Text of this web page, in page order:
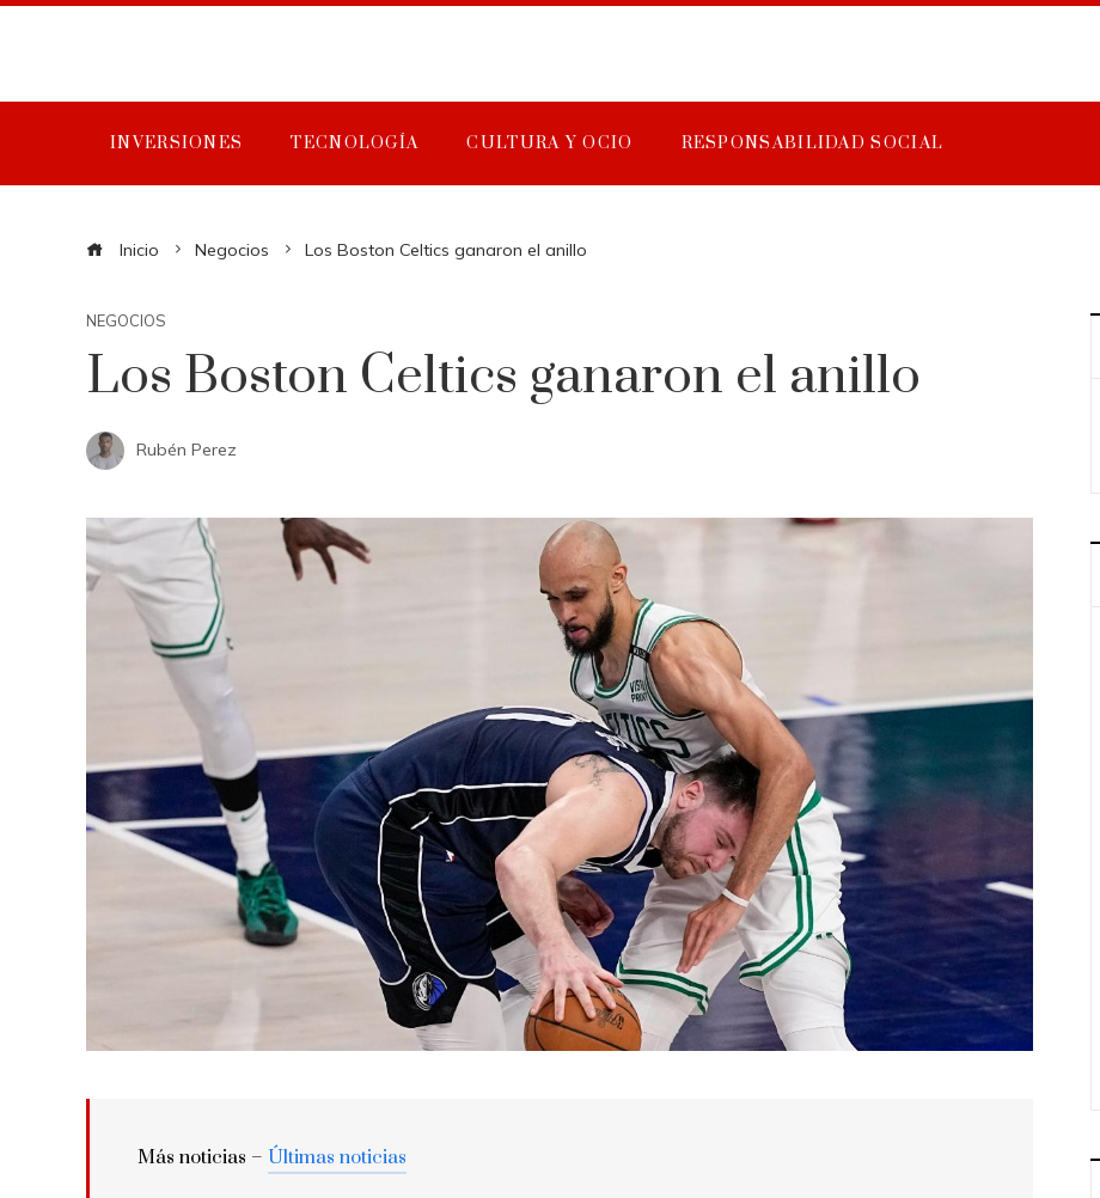
INVERSIONES TECNOLOGÍA CULTURA Y OCIO RESPONSABILIDAD SOCIAL
Inicio Negocios Los Boston Celtics ganaron el anillo
NEGOCIOS
Los Boston Celtics ganaron el anillo
Rubén Perez
Más noticias – Últimas noticias
Los ordenadores que transformaron
la economía y la ciencia en la era
Hace 1 semana
La ausencia de BTS en los Grammy
2027 sorprende a seguidores y
expertos del k-pop
Hace 1 semana
El impacto de los macronutrientes en
la salud y el rendimiento físico
Hace 2 semanas